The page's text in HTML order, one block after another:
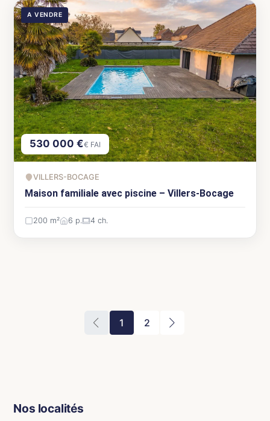
A VENDRE
530 000 €€ FAI
VILLERS-BOCAGE
Maison familiale avec piscine – Villers-Bocage
200 m² 6 p. 4 ch.
1 2
Nos localités